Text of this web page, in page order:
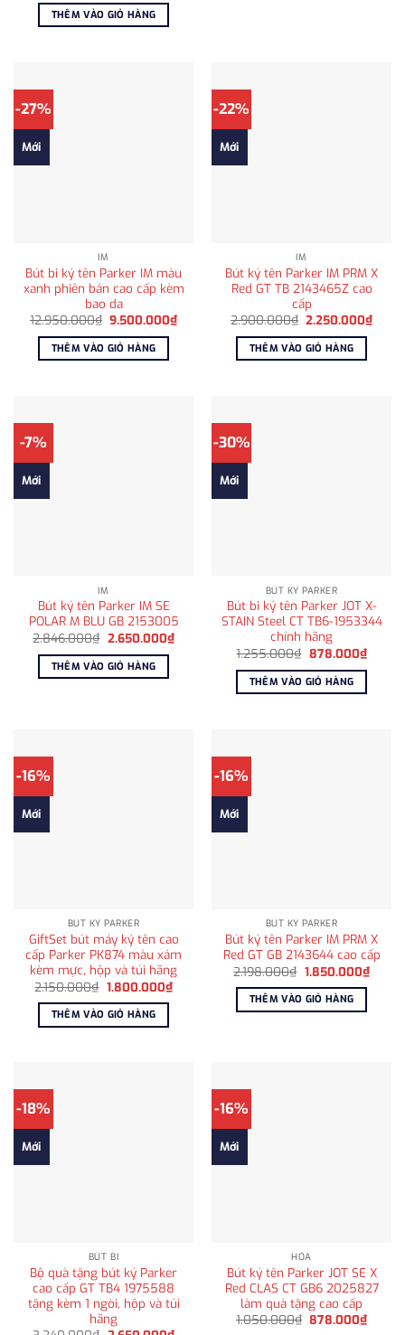
là:
1.850.000₫.
THÊM VÀO GIỎ HÀNG
-27%
Mới
IM
Bút bi ký tên Parker IM màu
xanh phiên bản cao cấp kèm
bao da
12.950.000₫ Giá
là:
12.950.000₫.
9.500.000₫Giá
hiện
9.500.000₫.
THÊM VÀO GIỎ HÀNG
-22%
Mới
IM
Bút ký tên Parker IM PRM X
Red GT TB 2143465Z cao
cấp
2.900.000₫ Giá
là:
2.900.000₫.
2.250.000₫Giá
hiện
THÊM VÀO GIỎ HÀNG
-7%
Mới
IM
Bút ký tên Parker IM SE
POLAR M BLU GB 2153005
2.846.000₫ Giá
là:
2.846.000₫.
2.650.000₫Giá
hiện
THÊM VÀO GIỎ HÀNG
-30%
Mới
BÚT KÝ PARKER
Bút bi ký tên Parker JOT X-
STAIN Steel CT TB6-1953344
chính hãng
1.255.000₫ Giá
là:
1.255.000₫.
878.000₫Giá
hiện
THÊM VÀO GIỎ HÀNG
-16%
Mới
BÚT KÝ PARKER
GiftSet bút máy ký tên cao
cấp Parker PK874 màu xám
kèm mực, hộp và túi hãng
2.150.000₫ Giá
là:
2.150.000₫.
1.800.000₫Giá
hiện
THÊM VÀO GIỎ HÀNG
-16%
Mới
BÚT KÝ PARKER
Bút ký tên Parker IM PRM X
Red GT GB 2143644 cao cấp
2.198.000₫ Giá
là:
2.198.000₫.
1.850.000₫Giá
hiện
THÊM VÀO GIỎ HÀNG
-18%
Mới
BÚT BI
Bộ quà tặng bút ký Parker
cao cấp GT TB4 1975588
tặng kèm 1 ngòi, hộp và túi
hãng
-16%
Mới
HỎA
Bút ký tên Parker JOT SE X
Red CLAS CT GB6 2025827
làm quà tặng cao cấp
1.050.000₫ Giá
878.000₫Giá
hiện